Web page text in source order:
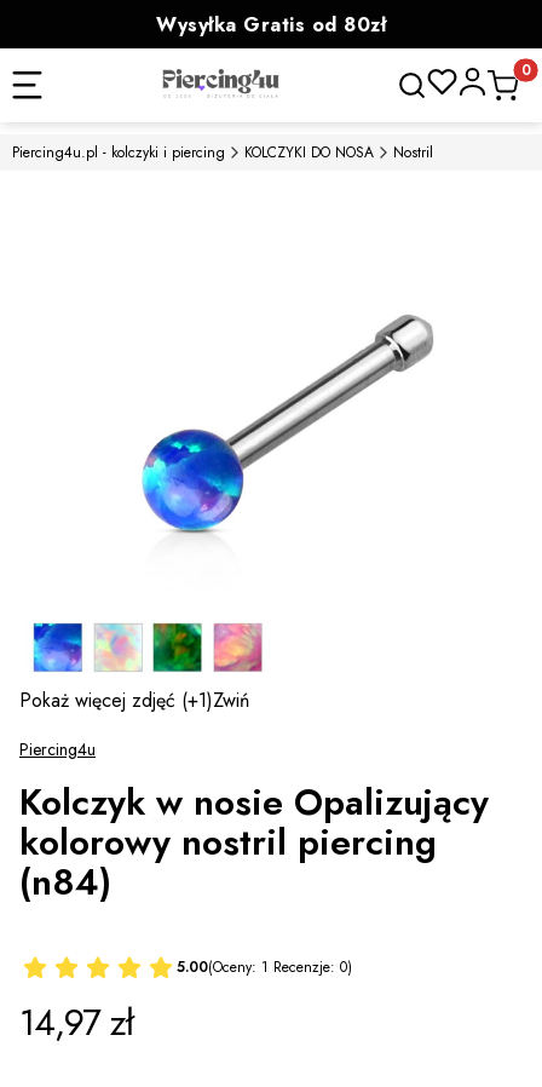
Wysyłka Gratis od 80zł
powyżej 100zł prezent
Otwórz
Piercing4u.pl - kolczyki i piercing KOLCZYKI DO NOSA Nostril
Pokaż więcej zdjęć (+1)Zwiń
Piercing4u
Kolczyk w nosie Opalizujący
kolorowy nostril piercing
(n84)
5.00(Oceny: 1 Recenzje: 0)
Cena
14,97 zł